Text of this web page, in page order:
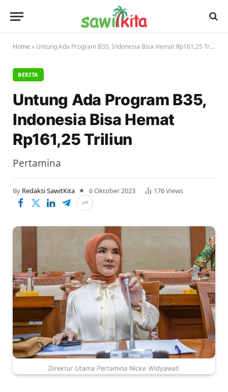
Home » Untung Ada Program B35, Indonesia Bisa Hemat Rp161,25 Triliun
BERITA
Untung Ada Program B35,
Indonesia Bisa Hemat
Rp161,25 Triliun
Pertamina
By Redaksi SawitKita 6 Oktober 2023 176Views
Direktur Utama Pertamina Nicke Widyawati